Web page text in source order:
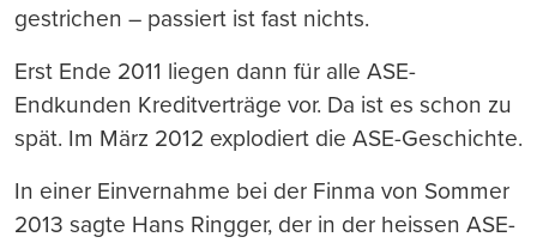
gestrichen – passiert ist fast nichts.
Erst Ende 2011 liegen dann für alle ASE-
Endkunden Kreditverträge vor. Da ist es schon zu
spät. Im März 2012 explodiert die ASE-Geschichte.
In einer Einvernahme bei der Finma von Sommer
2013 sagte Hans Ringger, der in der heissen ASE-